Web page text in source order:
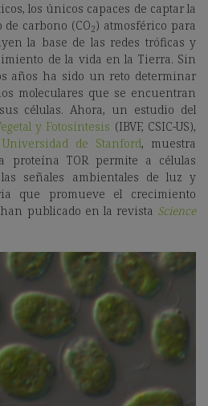
los únicos capaces de captar la
carbono (CO2) atmosférico para
la base de las redes tróficas y
de la vida en la Tierra. Sin
años ha sido un reto determinar
moleculares que se encuentran
células. Ahora, un estudio del
y Fotosíntesis (IBVF, CSIC-US),
Universidad de Stanford, muestra
proteína TOR permite a células
señales ambientales de luz y
que promueve el crecimiento
publicado en la revista Science